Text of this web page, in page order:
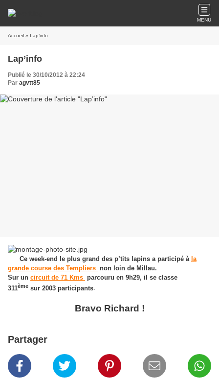
MENU
Accueil » Lap’info
Lap’info
Publié le 30/10/2012 à 22:24
Par agvtt85
Ce week-end le plus grand des p’tits lapins a participé à la
grande course des Templiers non loin de Millau.
Sur un circuit de 71 Kms parcouru en 9h29, il se classe
311ème sur 2003 participants.
Bravo Richard !
Partager